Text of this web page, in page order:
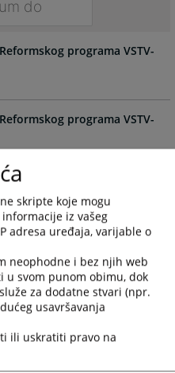
programa VSTV-
programa VSTV-
VSTV-a BiH za
za period 2024.- 2026.
period 2021.- 2023.
skripte koje mogu
iz vašeg
adresa uređaja, varijable o
neophodne i bez njih web
u svom punom obimu, dok
za dodatne stvari (npr.
usavršavanja
ili uskratiti pravo na